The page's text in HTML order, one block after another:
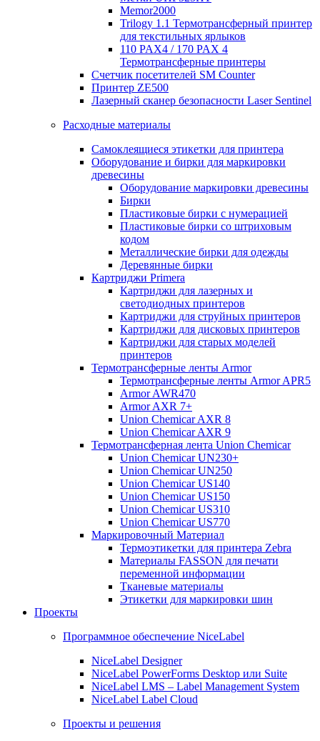
Memor2000
Trilogy 1.1 Термотрансферный принтер
для текстильных ярлыков
110 PAX4 / 170 PAX 4
Термотрансферные принтеры
Счетчик посетителей SM Counter
Принтер ZE500
Лазерный сканер безопасности Laser Sentinel
Расходные материалы
Самоклеящиеся этикетки для принтера
Оборудование и бирки для маркировки
древесины
Оборудование маркировки древесины
Бирки
Пластиковые бирки с нумерацией
Пластиковые бирки со штриховым
кодом
Металлические бирки для одежды
Деревянные бирки
Картриджи Primera
Картриджи для лазерных и
светодиодных принтеров
Картриджи для струйных принтеров
Картриджи для дисковых принтеров
Картриджи для старых моделей
принтеров
Термотрансферные ленты Armor
Термотрансферные ленты Armor APR5
Armor AWR470
Armor AXR 7+
Union Chemicar AXR 8
Union Chemicar AXR 9
Термотрансферная лента Union Chemicar
Union Chemicar UN230+
Union Chemicar UN250
Union Chemicar US140
Union Chemicar US150
Union Chemicar US310
Union Chemicar US770
Маркировочный Материал
Термоэтикетки для принтера Zebra
Материалы FASSON для печати
переменной информации
Тканевые материалы
Этикетки для маркировки шин
Проекты
Программное обеспечение NiceLabel
NiceLabel Designer
NiceLabel PowerForms Desktop или Suite
NiceLabel LMS – Label Management System
NiceLabel Label Cloud
Проекты и решения